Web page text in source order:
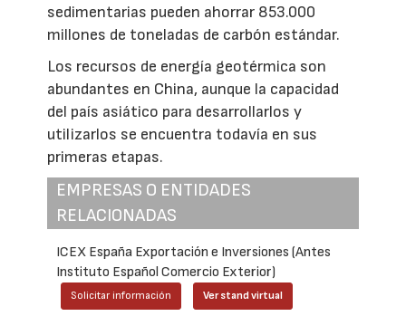
sedimentarias pueden ahorrar 853.000
millones de toneladas de carbón estándar.
Los recursos de energía geotérmica son
abundantes en China, aunque la capacidad
del país asiático para desarrollarlos y
utilizarlos se encuentra todavía en sus
primeras etapas.
EMPRESAS O ENTIDADES
RELACIONADAS
ICEX España Exportación e Inversiones (Antes
Instituto Español Comercio Exterior)
Solicitar información Ver stand virtual